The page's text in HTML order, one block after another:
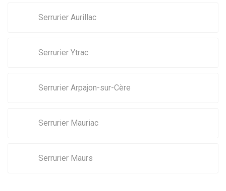
Serrurier Aurillac
Serrurier Ytrac
Serrurier Arpajon-sur-Cère
Serrurier Mauriac
Serrurier Maurs